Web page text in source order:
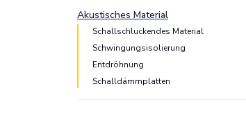
Akustisches Material
Schallschluckendes Material
Schwingungsisolierung
Entdröhnung
Schalldämmplatten